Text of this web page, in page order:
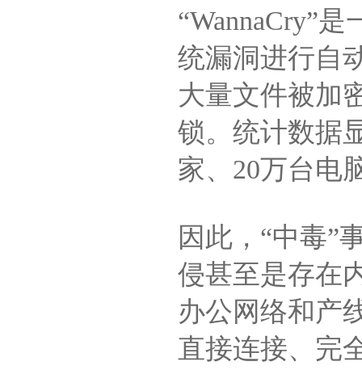
“WannaCry”
统漏洞进行自
大量文件被加
锁。统计数据
家、20万台电
因此，“中毒”
侵甚至是存在
办公网络和产
直接连接、完